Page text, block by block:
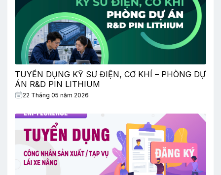
TUYỂN DỤNG KỸ SƯ ĐIỆN, CƠ KHÍ – PHÒNG DỰ
ÁN R&D PIN LITHIUM
22 Tháng 05 năm 2026